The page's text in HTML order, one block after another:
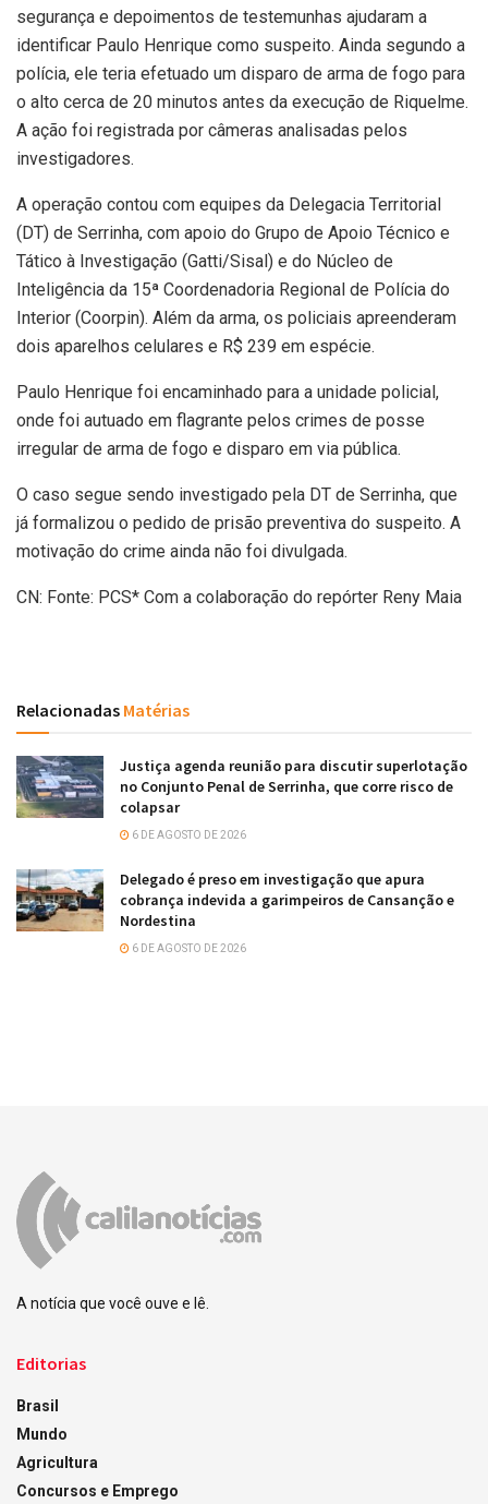
segurança e depoimentos de testemunhas ajudaram a
identificar Paulo Henrique como suspeito. Ainda segundo a
polícia, ele teria efetuado um disparo de arma de fogo para
o alto cerca de 20 minutos antes da execução de Riquelme.
A ação foi registrada por câmeras analisadas pelos
investigadores.
A operação contou com equipes da Delegacia Territorial
(DT) de Serrinha, com apoio do Grupo de Apoio Técnico e
Tático à Investigação (Gatti/Sisal) e do Núcleo de
Inteligência da 15ª Coordenadoria Regional de Polícia do
Interior (Coorpin). Além da arma, os policiais apreenderam
dois aparelhos celulares e R$ 239 em espécie.
Paulo Henrique foi encaminhado para a unidade policial,
onde foi autuado em flagrante pelos crimes de posse
irregular de arma de fogo e disparo em via pública.
O caso segue sendo investigado pela DT de Serrinha, que
já formalizou o pedido de prisão preventiva do suspeito. A
motivação do crime ainda não foi divulgada.
CN: Fonte: PCS* Com a colaboração do repórter Reny Maia
Relacionadas Matérias
Justiça agenda reunião para discutir superlotação
no Conjunto Penal de Serrinha, que corre risco de
colapsar
6 DE AGOSTO DE 2026
Delegado é preso em investigação que apura
cobrança indevida a garimpeiros de Cansanção e
Nordestina
6 DE AGOSTO DE 2026
A notícia que você ouve e lê.
Editorias
Brasil
Mundo
Agricultura
Concursos e Emprego